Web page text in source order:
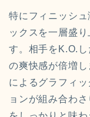
特にフィニッシ
ックスを一層盛
す。相手をK.O.
の爽快感が倍増
によるグラフィ
ョンが組み合わ